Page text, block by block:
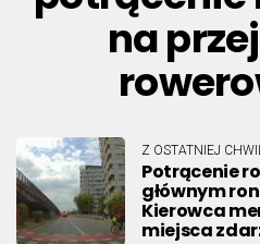
na
Z OSTATNIEJ
Potrącenie
głównym
Kierowca
miejsca